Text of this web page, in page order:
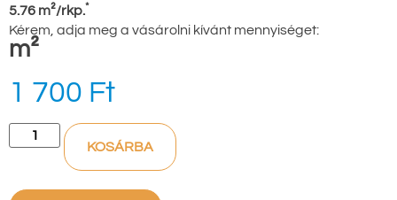
5.76 m²/rkp.*
Kérem, adja meg a vásárolni kívánt mennyiséget:
m²
1 700 Ft
KOSÁRBA